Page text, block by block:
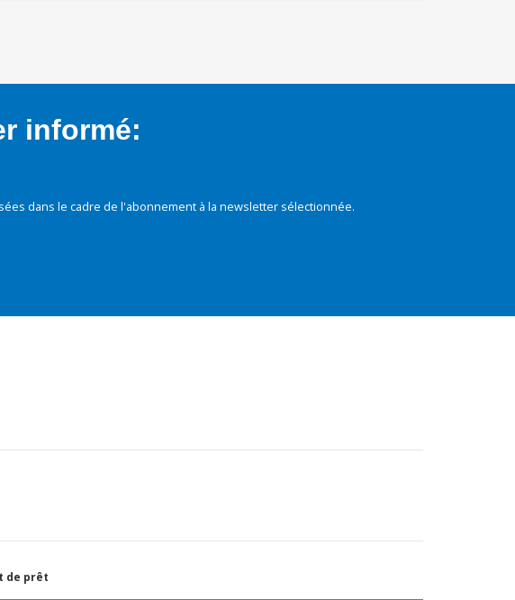
informé:
dans le cadre de l'abonnement à la newsletter sélectionnée.
de prêt